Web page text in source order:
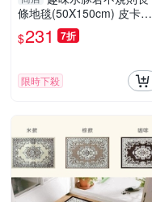
條地毯(50X150cm) 皮卡巴
拉地墊 床邊地毯 腳踏墊 飄
窗地毯
$231 7折
限時下殺